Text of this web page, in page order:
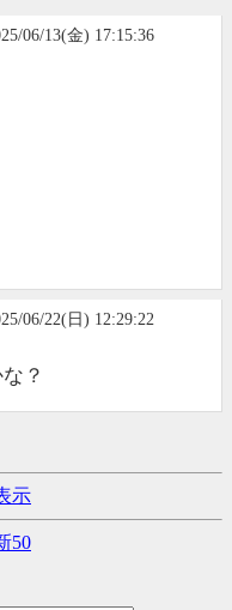
06/13(金) 17:15:36
06/22(日) 12:29:22
？
示
50